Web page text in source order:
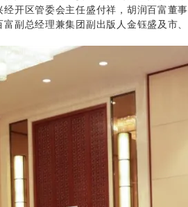
开区管委会主任盛付祥，胡润百富董事
副总经理兼集团副出版人金钰盛及市、